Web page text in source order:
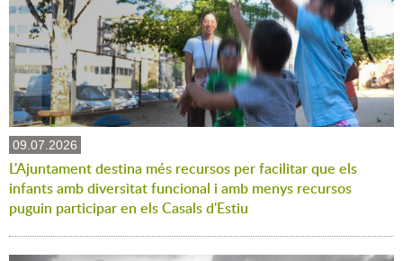
09.07.2026
L'Ajuntament destina més recursos per facilitar que els
infants amb diversitat funcional i amb menys recursos
puguin participar en els Casals d'Estiu